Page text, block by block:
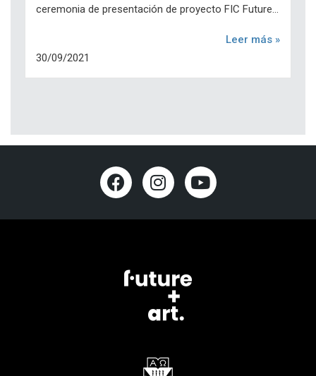
ceremonia de presentación de proyecto FIC Future...
Leer más »
30/09/2021